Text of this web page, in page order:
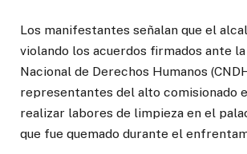
Los manifestantes señalan que el
violando los acuerdos firmados ante
Nacional de Derechos Humanos
representantes del alto comisionado
realizar labores de limpieza en el
que fue quemado durante el